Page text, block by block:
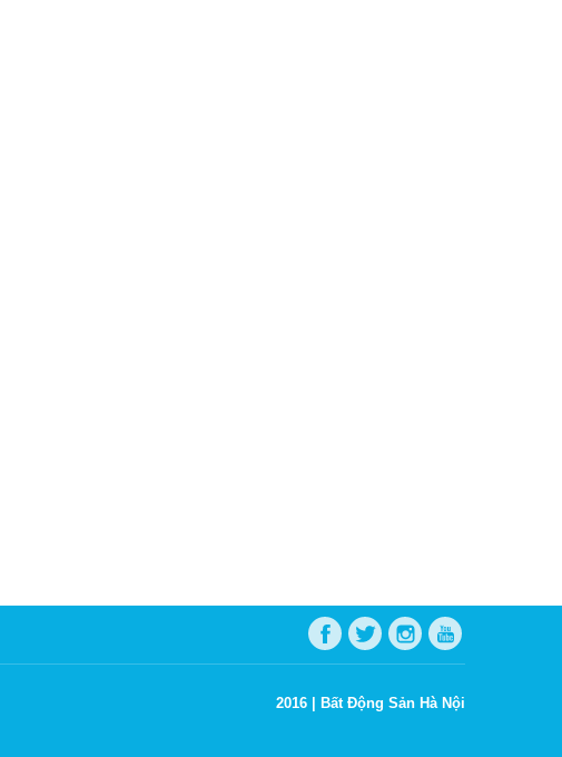
2016 | Bất Động Sản Hà Nội